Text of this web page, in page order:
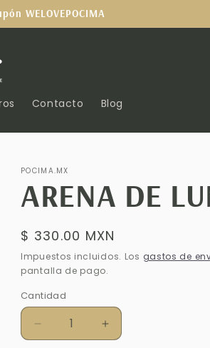
WELOVEPOCIMA
Contacto Blog
POCIMA.MX
ARENA DE
Precio
habitual
$ 330.00 MXN
Impuestos incluidos. Los gastos de
pantalla de pago.
Cantidad
Cantidad
Reducir
cantidad
Aumentar
cantidad